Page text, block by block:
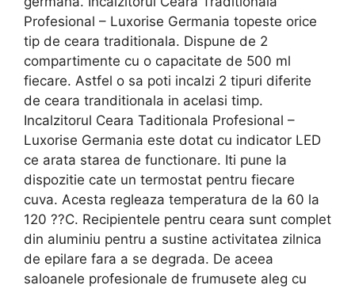
Profesional – Luxorise Germania topeste orice
tip de ceara traditionala. Dispune de 2
compartimente cu o capacitate de 500 ml
fiecare. Astfel o sa poti incalzi 2 tipuri diferite
de ceara tranditionala in acelasi timp.
Incalzitorul Ceara Taditionala Profesional –
Luxorise Germania este dotat cu indicator LED
ce arata starea de functionare. Iti pune la
dispozitie cate un termostat pentru fiecare
cuva. Acesta regleaza temperatura de la 60 la
120 ??C. Recipientele pentru ceara sunt complet
din aluminiu pentru a sustine activitatea zilnica
de epilare fara a se degrada. De aceea
saloanele profesionale de frumusete aleg cu